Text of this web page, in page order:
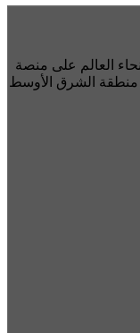
العالم على منصة
الشرق الأوسط